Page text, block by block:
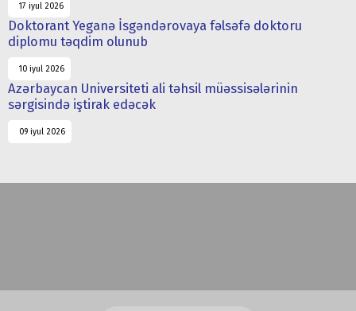
17 iyul 2026
Doktorant Yeganə İsgəndərovaya fəlsəfə doktoru
diplomu təqdim olunub
10 iyul 2026
Azərbaycan Universiteti ali təhsil müəssisələrinin
sərgisində iştirak edəcək
09 iyul 2026